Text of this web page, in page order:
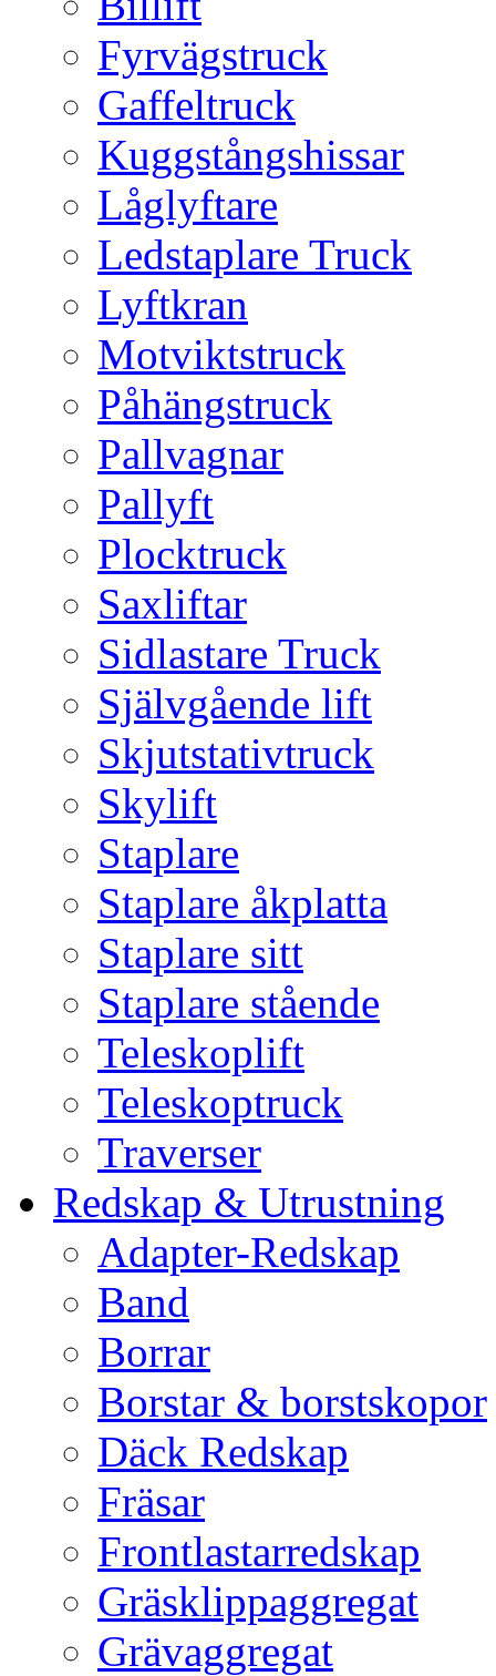
Fyrvägstruck
Gaffeltruck
Kuggstångshissar
Låglyftare
Ledstaplare Truck
Lyftkran
Motviktstruck
Påhängstruck
Pallvagnar
Pallyft
Plocktruck
Saxliftar
Sidlastare Truck
Självgående lift
Skjutstativtruck
Skylift
Staplare
Staplare åkplatta
Staplare sitt
Staplare stående
Teleskoplift
Teleskoptruck
Traverser
Redskap & Utrustning
Adapter-Redskap
Band
Borrar
Borstar & borstskopor
Däck Redskap
Fräsar
Frontlastarredskap
Gräsklippaggregat
Grävaggregat